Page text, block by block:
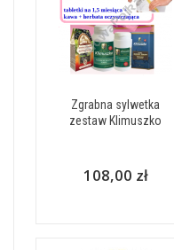
Zgrabna sylwetka
zestaw Klimuszko
108,00 zł